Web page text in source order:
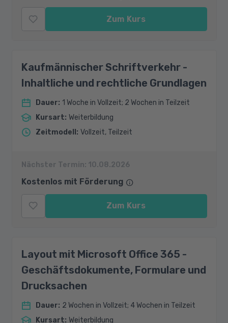
Zum Kurs
Kaufmännischer Schriftverkehr -
Inhaltliche und rechtliche Grundlagen
Dauer: 1 Woche in Vollzeit; 2 Wochen in Teilzeit
Kursart: Weiterbildung
Zeitmodell : Vollzeit, Teilzeit
Nächster Termin: 10.08.2026
Kostenlos mit Förderung
Zum Kurs
Layout mit Microsoft Office 365 -
Geschäftsdokumente, Formulare und
Drucksachen
Dauer: 2 Wochen in Vollzeit; 4 Wochen in Teilzeit
Kursart: Weiterbildung